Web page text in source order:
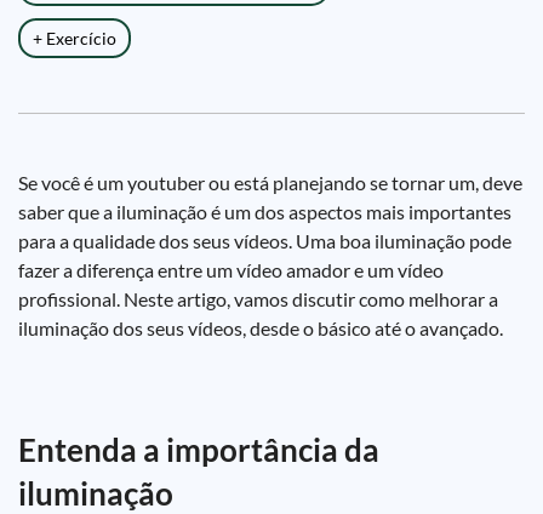
+ Exercício
Se você é um youtuber ou está planejando se tornar um, deve
saber que a iluminação é um dos aspectos mais importantes
para a qualidade dos seus vídeos. Uma boa iluminação pode
fazer a diferença entre um vídeo amador e um vídeo
profissional. Neste artigo, vamos discutir como melhorar a
iluminação dos seus vídeos, desde o básico até o avançado.
Entenda a importância da
iluminação